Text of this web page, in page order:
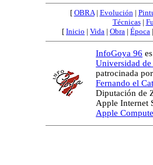
[ OBRA| Evolución |
Técnicas|
[ Inicio | Vida | Obra | Época
InfoGoya 96
Universidad de
patrocinada
Fernando el
Diputación de
Apple Internet
Apple